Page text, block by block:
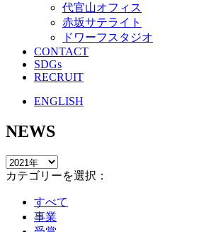
代官山オフィス
赤坂サテライト
ドワーフスタジオ
CONTACT
SDGs
RECRUIT
ENGLISH
NEWS
カテゴリーを選択：
すべて
事業